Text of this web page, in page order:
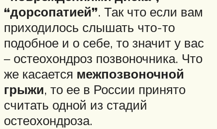
“дорсопатией”. Так что если вам
приходилось слышать что-то
подобное и о себе, то значит у вас
– остеохондроз позвоночника. Что
же касается межпозвоночной
грыжи, то ее в России принято
считать одной из стадий
остеохондроза.